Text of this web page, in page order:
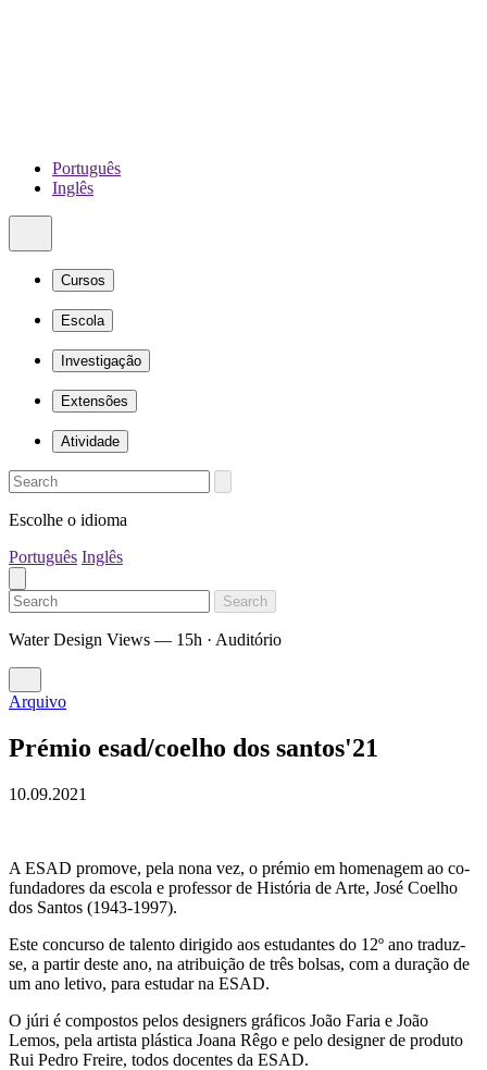
Português
Inglês
Cursos
Escola
Investigação
Extensões
Atividade
Escolhe o idioma
Português Inglês
Search
Water Design Views — 15h · Auditório
Arquivo
Prémio esad/coelho dos santos'21
10.09.2021
A ESAD promove, pela nona vez, o prémio em homenagem ao co-
fundadores da escola e professor de História de Arte, José Coelho
dos Santos (1943-1997).
Este concurso de talento dirigido aos estudantes do 12º ano traduz-
se, a partir deste ano, na atribuição de três bolsas, com a duração de
um ano letivo, para estudar na ESAD.
O júri é compostos pelos designers gráficos João Faria e João
Lemos, pela artista plástica Joana Rêgo e pelo designer de produto
Rui Pedro Freire, todos docentes da ESAD.